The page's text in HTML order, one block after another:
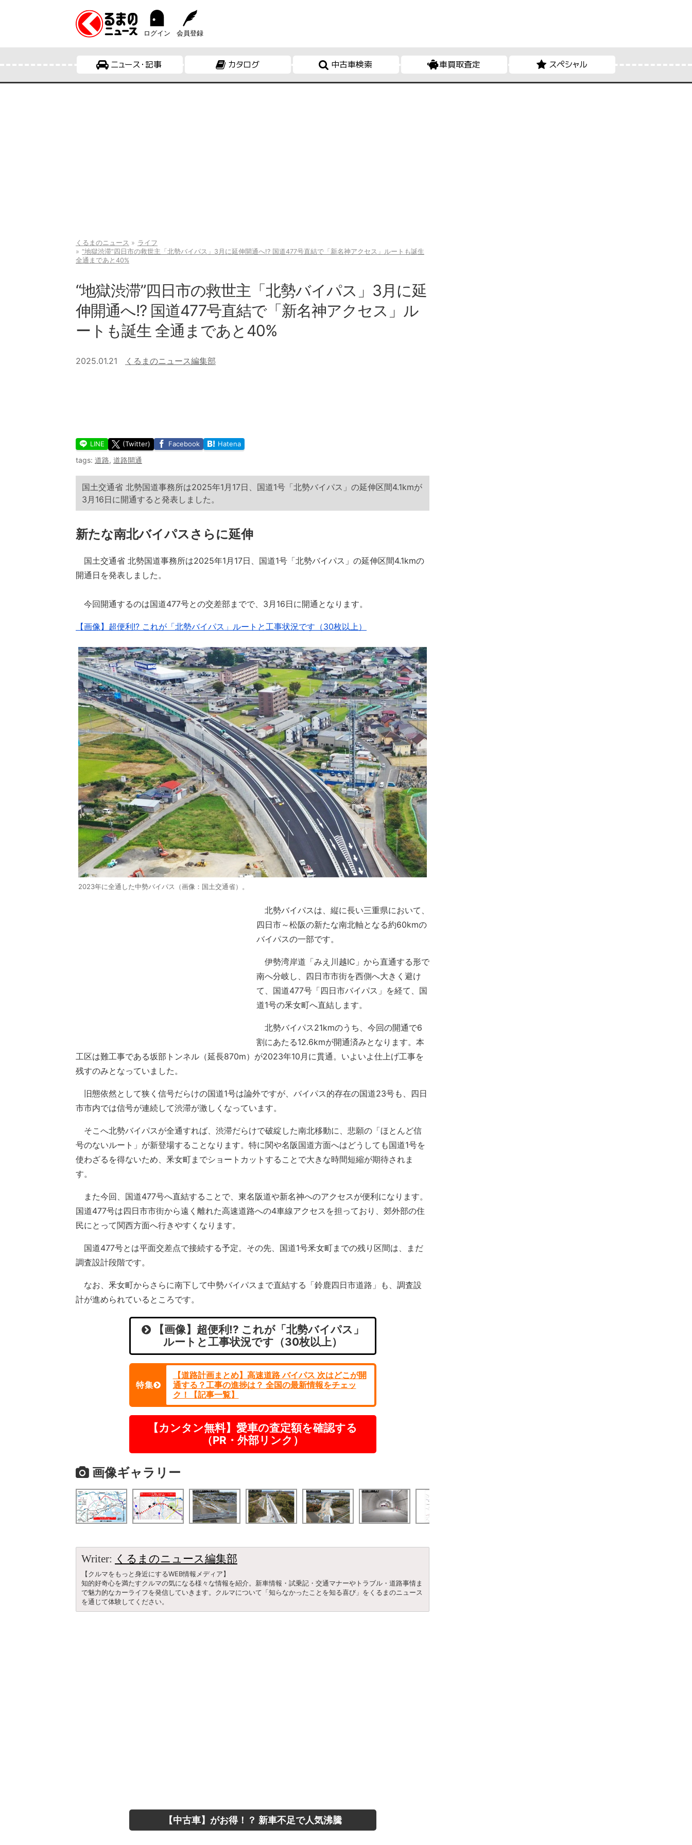
ログイン 会員登録
ニュース・記事 カタログ 中古車検索 車買取査定 スペシャル
くるまのニュース
ライフ
“地獄渋滞”四日市の救世主「北勢バイパス」3月に延伸開通へ!? 国道477号直結で「新名神アクセス」ルートも誕生
全通まであと40%
“地獄渋滞”四日市の救世主「北勢バイパス」3月に延
伸開通へ!? 国道477号直結で「新名神アクセス」ル
ートも誕生 全通まであと40%
2025.01.21 くるまのニュース編集部
LINE (Twitter) Facebook Hatena
tags: 道路, 道路開通
国土交通省 北勢国道事務所は2025年1月17日、国道1号「北勢バイパス」の延伸区間4.1kmが
3月16日に開通すると発表しました。
新たな南北バイパスさらに延伸
国土交通省 北勢国道事務所は2025年1月17日、国道1号「北勢バイパス」の延伸区間4.1kmの
開通日を発表しました。
今回開通するのは国道477号との交差部までで、3月16日に開通となります。
【画像】超便利!? これが「北勢バイパス」ルートと工事状況です（30枚以上）
2023年に全通した中勢バイパス（画像：国土交通省）。
北勢バイパスは、縦に長い三重県において、
四日市～松阪の新たな南北軸となる約60kmの
バイパスの一部です。
伊勢湾岸道「みえ川越IC」から直通する形で
南へ分岐し、四日市市街を西側へ大きく避け
て、国道477号「四日市バイパス」を経て、国
道1号の釆女町へ直結します。
北勢バイパス21kmのうち、今回の開通で6
割にあたる12.6kmが開通済みとなります。本
工区は難工事である坂部トンネル（延長870m）が2023年10月に貫通。いよいよ仕上げ工事を
残すのみとなっていました。
旧態依然として狭く信号だらけの国道1号は論外ですが、バイパス的存在の国道23号も、四日
市市内では信号が連続して渋滞が激しくなっています。
そこへ北勢バイパスが全通すれば、渋滞だらけで破綻した南北移動に、悲願の「ほとんど信
号のないルート」が新登場することなります。特に関や名阪国道方面へはどうしても国道1号を
使わざるを得ないため、釆女町までショートカットすることで大きな時間短縮が期待されま
す。
また今回、国道477号へ直結することで、東名阪道や新名神へのアクセスが便利になります。
国道477号は四日市市街から遠く離れた高速道路への4車線アクセスを担っており、郊外部の住
民にとって関西方面へ行きやすくなります。
国道477号とは平面交差点で接続する予定。その先、国道1号釆女町までの残り区間は、まだ
調査設計段階です。
なお、釆女町からさらに南下して中勢バイパスまで直結する「鈴鹿四日市道路」も、調査設
計が進められているところです。
【画像】超便利!? これが「北勢バイパス」
ルートと工事状況です（30枚以上）
特集
【道路計画まとめ】高速道路 バイパス 次はどこが開
通する？工事の進捗は？ 全国の最新情報をチェッ
ク！【記事一覧】
【カンタン無料】愛車の査定額を確認する
（PR・外部リンク）
画像ギャラリー
Writer: くるまのニュース編集部
【クルマをもっと身近にするWEB情報メディア】
知的好奇心を満たすクルマの気になる様々な情報を紹介。新車情報・試乗記・交通マナーやトラブル・道路事情ま
で魅力的なカーライフを発信していきます。クルマについて「知らなかったことを知る喜び」をくるまのニュース
を通じて体験してください。
【中古車】がお得！？ 新車不足で人気沸騰